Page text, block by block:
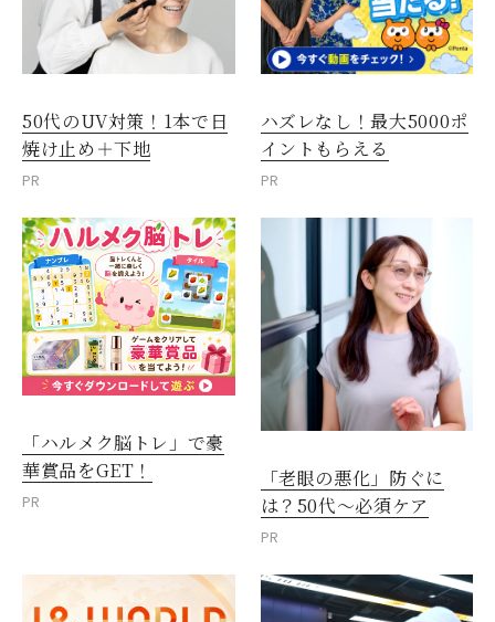
50代のUV対策！1本で日
焼け止め＋下地
PR
ハズレなし！最大5000ポ
イントもらえる
PR
「ハルメク脳トレ」で豪
華賞品をGET！
PR
「老眼の悪化」防ぐに
は？50代～必須ケア
PR